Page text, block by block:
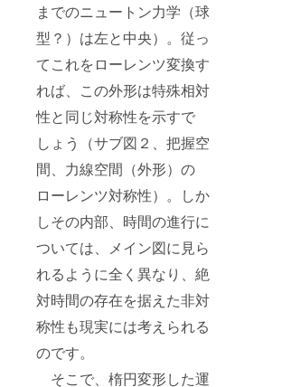
までのニュートン力学（球
型？）は左と中央）。従っ
てこれをローレンツ変換す
れば、この外形は特殊相対
性と同じ対称性を示すで
しょう（サブ図２、把握空
間、力線空間（外形）の
ローレンツ対称性）。しか
しその内部、時間の進行に
ついては、メイン図に見ら
れるように全く異なり、絶
対時間の存在を据えた非対
称性も現実には考えられる
のです。
そこで、楕円変形した運